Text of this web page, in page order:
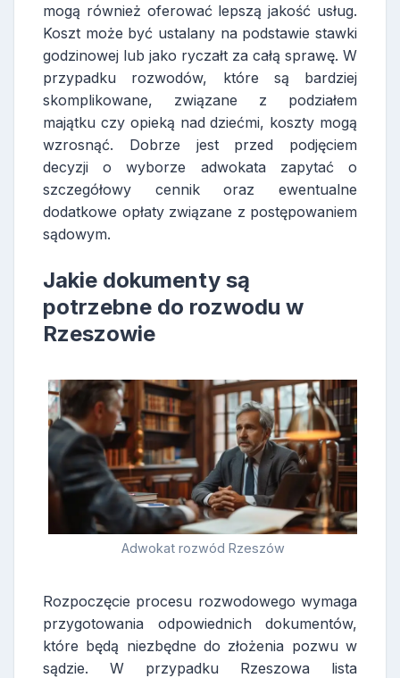
mogą również oferować lepszą jakość usług.
Koszt może być ustalany na podstawie stawki
godzinowej lub jako ryczałt za całą sprawę. W
przypadku rozwodów, które są bardziej
skomplikowane, związane z podziałem
majątku czy opieką nad dziećmi, koszty mogą
wzrosnąć. Dobrze jest przed podjęciem
decyzji o wyborze adwokata zapytać o
szczegółowy cennik oraz ewentualne
dodatkowe opłaty związane z postępowaniem
sądowym.
Jakie dokumenty są
potrzebne do rozwodu w
Rzeszowie
Adwokat rozwód Rzeszów
Rozpoczęcie procesu rozwodowego wymaga
przygotowania odpowiednich dokumentów,
które będą niezbędne do złożenia pozwu w
sądzie. W przypadku Rzeszowa lista